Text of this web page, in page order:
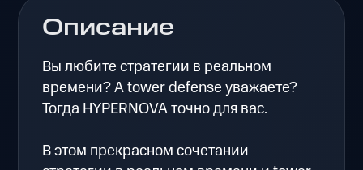
Описание
Вы любите стратегии в реальном
времени? А tower defense уважаете?
Тогда HYPERNOVA точно для вас.
В этом прекрасном сочетании